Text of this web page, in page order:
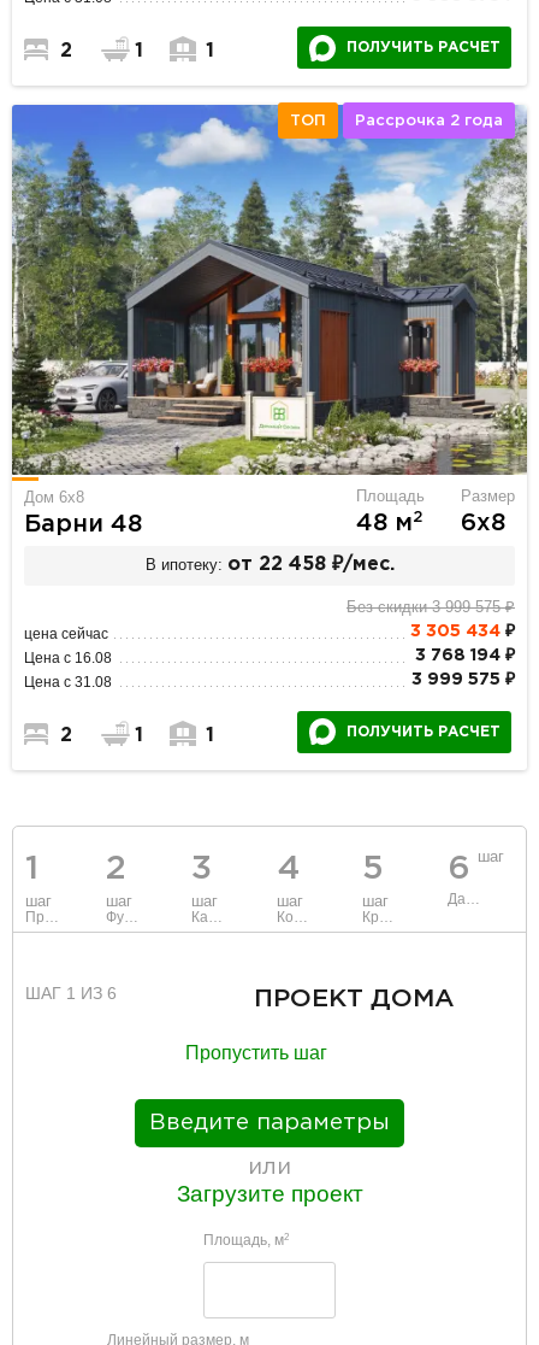
2 1 1 ПОЛУЧИТЬ РАСЧЕТ
ТОП Рассрочка 2 года
Дом 6х8
Барни 48
Площадь
48 м2
Размер
6х8
В ипотеку: от 22 458 ₽/мес.
Без скидки 3 999 575 ₽
цена сейчас 3 305 434₽
Цена с 16.08 3 768 194 ₽
Цена с 31.08 3 999 575 ₽
2 1 1 ПОЛУЧИТЬ РАСЧЕТ
1
шаг
2
шаг
3
шаг
4
шаг
5
шаг
6 шаг
ШАГ 1 ИЗ 6 ПРОЕКТ ДОМА
Пропустить шаг
Введите параметры
или
Загрузите проект
Площадь, м2
Линейный размер, м